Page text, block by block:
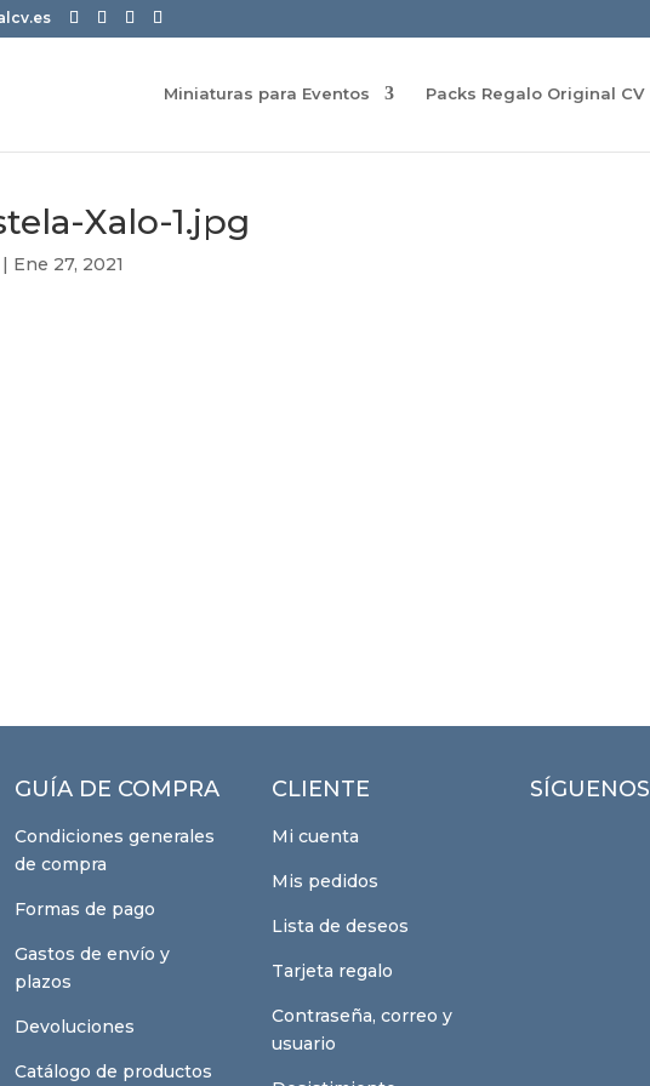
Miniaturas para Eventos Packs Regalo Original CV
Xalo-1.jpg
| Ene 27, 2021
GUÍA DE COMPRA
Condiciones generales
de compra
Formas de pago
Gastos de envío y
plazos
Devoluciones
Catálogo de productos
CLIENTE
Mi cuenta
Mis pedidos
Lista de deseos
Tarjeta regalo
Contraseña, correo y
usuario
SÍGUENOS